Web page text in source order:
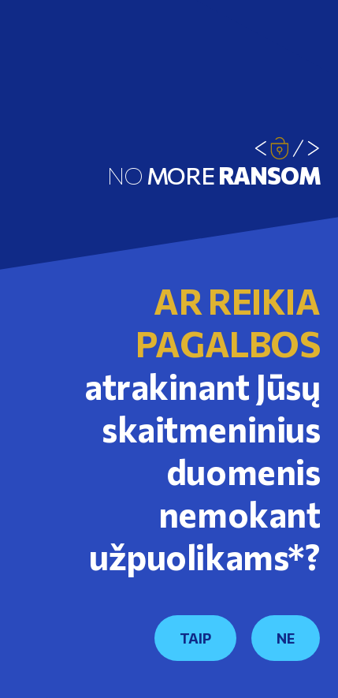
NO MORERANSOM
AR REIKIA
PAGALBOS
atrakinant Jūsų
skaitmeninius
duomenis
nemokant
užpuolikams*?
TAIP NE